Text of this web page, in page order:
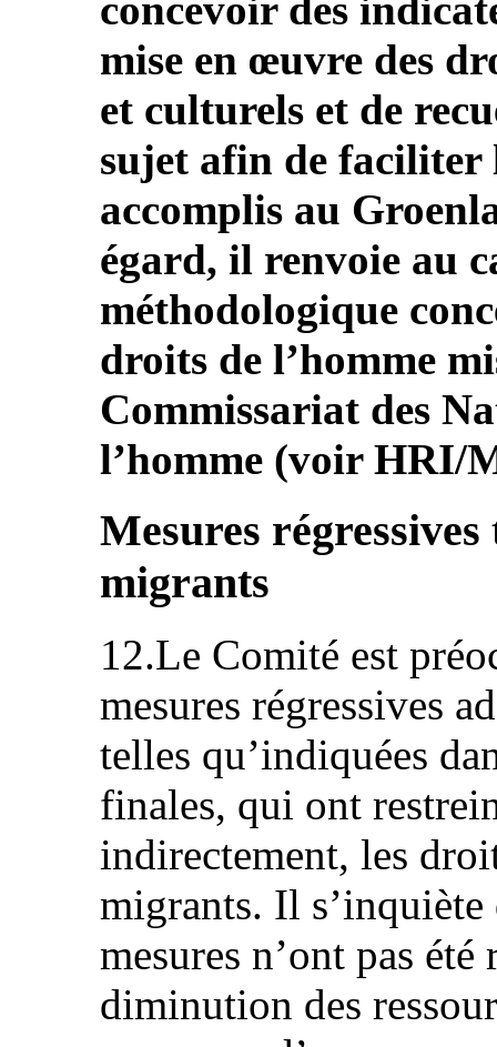
mise en œuvre des
et culturels et de
sujet afin de faciliter
accomplis au
égard, il renvoie au
méthodologique
droits de l’homme
Commissariat des
l’homme (voir HRI/
Mesures
migrants
12.Le Comité est
mesures régressives
telles qu’indiquées
finales, qui ont
indirectement, les
migrants. Il
mesures n’ont pas été
diminution des